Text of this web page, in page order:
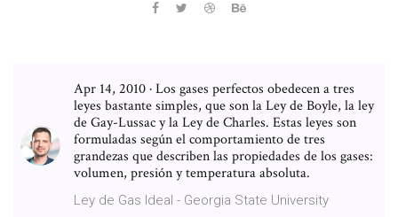
Apr 14, 2010 · Los gases perfectos obedecen a tres
leyes bastante simples, que son la Ley de Boyle, la ley
de Gay-Lussac y la Ley de Charles. Estas leyes son
formuladas según el comportamiento de tres
grandezas que describen las propiedades de los gases:
volumen, presión y temperatura absoluta.
Ley de Gas Ideal - Georgia State University